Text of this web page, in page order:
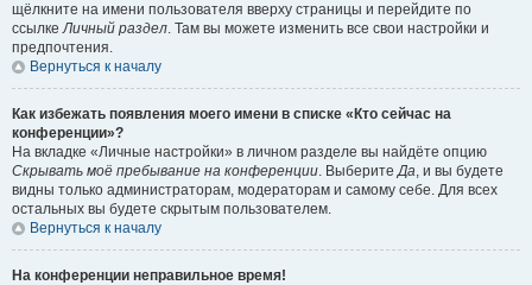
щёлкните на имени пользователя вверху страницы и перейдите по
ссылкеЛичный раздел. Там вы можете изменить все свои настройки и
предпочтения.
Вернуться к началу
Как избежать появления моего имени в списке «Кто сейчас на
конференции»?
На вкладке «Личные настройки» в личном разделе вы найдёте опцию
Скрывать моё пребывание на конференции. ВыберитеДа, и вы будете
видны только администраторам, модераторам и самому себе. Для всех
остальных вы будете скрытым пользователем.
Вернуться к началу
На конференции неправильное время!